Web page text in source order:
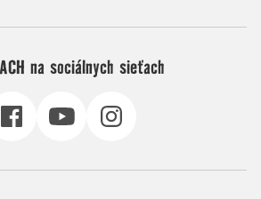
na sociálnych sieťach